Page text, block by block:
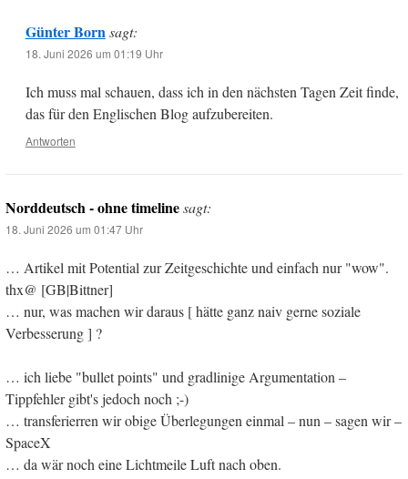
Günter Born sagt:
18. Juni 2026 um 01:19 Uhr
Ich muss mal schauen, dass ich in den nächsten Tagen Zeit finde,
das für den Englischen Blog aufzubereiten.
Antworten
Norddeutsch - ohne timelinesagt:
18. Juni 2026 um 01:47 Uhr
… Artikel mit Potential zur Zeitgeschichte und einfach nur "wow".
thx@ [GB|Bittner]
… nur, was machen wir daraus [ hätte ganz naiv gerne soziale
Verbesserung ] ?
… ich liebe "bullet points" und gradlinige Argumentation –
Tippfehler gibt's jedoch noch ;-)
… transferierren wir obige Überlegungen einmal – nun – sagen wir –
SpaceX
… da wär noch eine Lichtmeile Luft nach oben.